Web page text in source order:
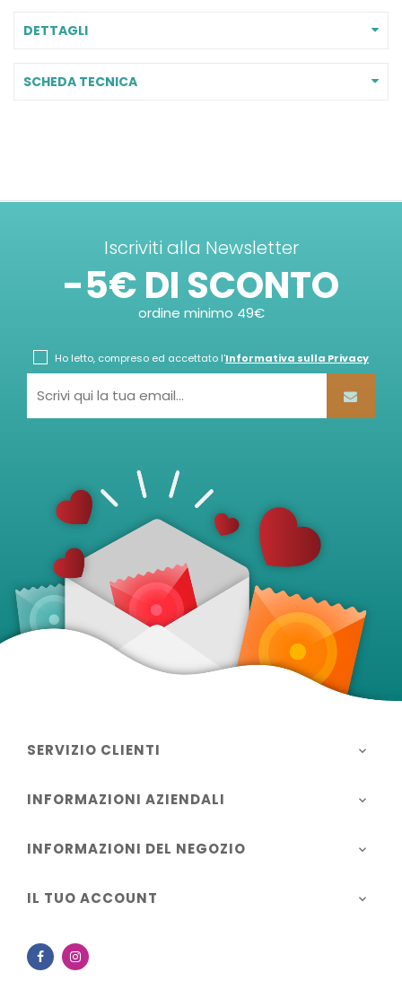
DETTAGLI
SCHEDA TECNICA
Iscriviti alla Newsletter
-5€ DI SCONTO
ordine minimo 49€
Ho letto, compreso ed accettato l'Informativa sulla Privacy
SERVIZIO CLIENTI 
INFORMAZIONI AZIENDALI 
INFORMAZIONI DEL NEGOZIO 
IL TUO ACCOUNT 
Facebook